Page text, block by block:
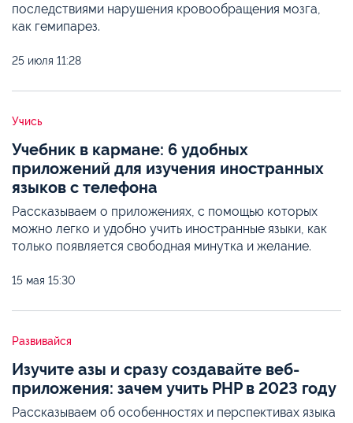
последствиями нарушения кровообращения мозга,
как гемипарез.
25 июля 11:28
Учись
Учебник в кармане: 6 удобных
приложений для изучения иностранных
языков с телефона
Рассказываем о приложениях, с помощью которых
можно легко и удобно учить иностранные языки, как
только появляется свободная минутка и желание.
15 мая 15:30
Развивайся
Изучите азы и сразу создавайте веб-
приложения: зачем учить PHP в 2023 году
Рассказываем об особенностях и перспективах языка